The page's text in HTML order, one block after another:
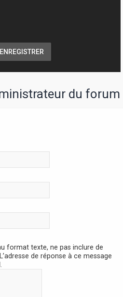
du forum
format texte, ne pas inclure de
de réponse à ce message